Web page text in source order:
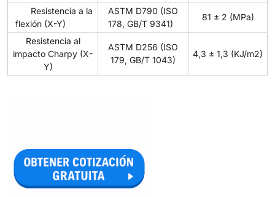
Resistencia a la
flexión (X-Y)
ASTM D790 (ISO
178, GB/T 9341)
81 ± 2 (MPa)
Resistencia al
impacto Charpy (X-
Y)
ASTM D256 (ISO
179, GB/T 1043)
4,3 ± 1,3 (KJ/m2)